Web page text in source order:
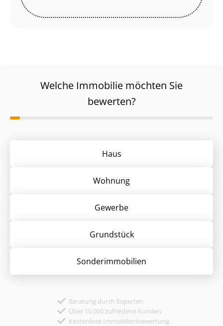
Welche Immobilie möchten Sie
bewerten?
Haus
Wohnung
Gewerbe
Grund­stück
Sonder­immobilien
Beratung durch Experten
Über 10.000 zufriedene Kunden
Kostenlose Immobilienbewertung